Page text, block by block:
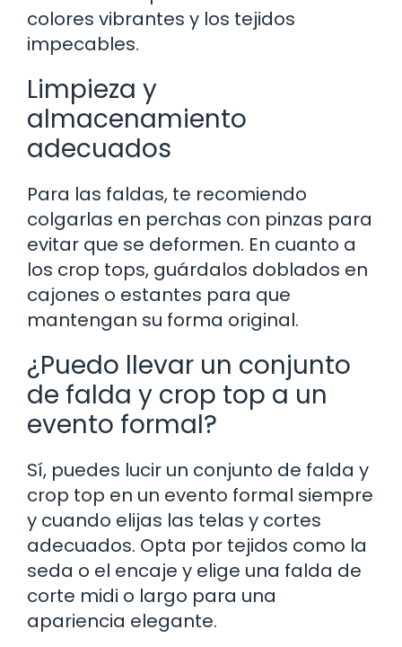
colores vibrantes y los tejidos
impecables.
Limpieza y
almacenamiento
adecuados
Para las faldas, te recomiendo
colgarlas en perchas con pinzas para
evitar que se deformen. En cuanto a
los crop tops, guárdalos doblados en
cajones o estantes para que
mantengan su forma original.
¿Puedo llevar un conjunto
de falda y crop top a un
evento formal?
Sí, puedes lucir un conjunto de falda y
crop top en un evento formal siempre
y cuando elijas las telas y cortes
adecuados. Opta por tejidos como la
seda o el encaje y elige una falda de
corte midi o largo para una
apariencia elegante.